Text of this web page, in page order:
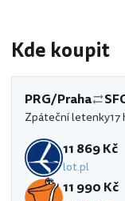
Kde koupit
PRG/Praha
Zpáteční letenky17
11 869 Kč
lot.pl
11 990 Kč